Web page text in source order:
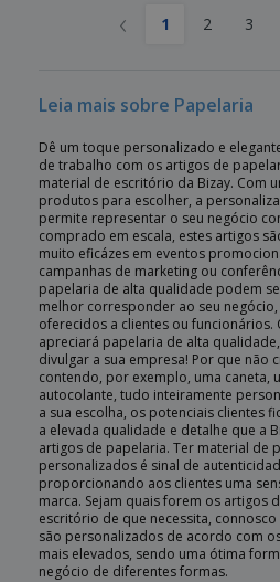
‹ 1 2 3
Leia mais sobre Papelaria
Dê um toque personalizado e
de trabalho com os artigos de
material de escritório da Bizay. Com
produtos para escolher, a
permite representar o seu negócio
comprado em escala, estes artigos
muito eficázes em eventos
campanhas de marketing ou
papelaria de alta qualidade podem
melhor corresponder ao seu
oferecidos a clientes ou
apreciará papelaria de alta
divulgar a sua empresa! Por que não
contendo, por exemplo, uma caneta,
autocolante, tudo inteiramente
a sua escolha, os potenciais clientes
a elevada qualidade e detalhe que a
artigos de papelaria. Ter material de
personalizados é sinal de
proporcionando aos clientes uma
marca. Sejam quais forem os artigos
escritório de que necessita,
são personalizados de acordo com
mais elevados, sendo uma ótima
negócio de diferentes formas.